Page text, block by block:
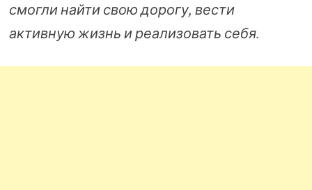
смогли найти свою дорогу, вести
активную жизнь и реализовать себя.